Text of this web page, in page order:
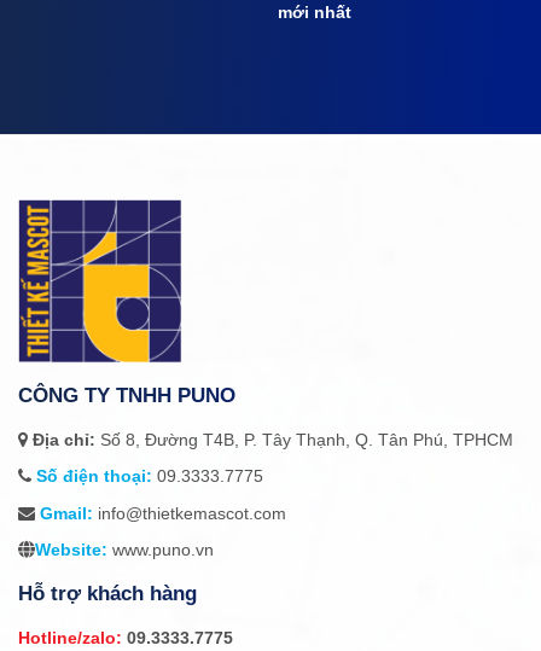
mới nhất
CÔNG TY TNHH PUNO
Địa chỉ: Số 8, Đường T4B, P. Tây Thạnh, Q. Tân Phú, TPHCM
Số điện thoại: 09.3333.7775
Gmail: info@thietkemascot.com
Website: www.puno.vn
Hỗ trợ khách hàng
Hotline/zalo: 09.3333.7775